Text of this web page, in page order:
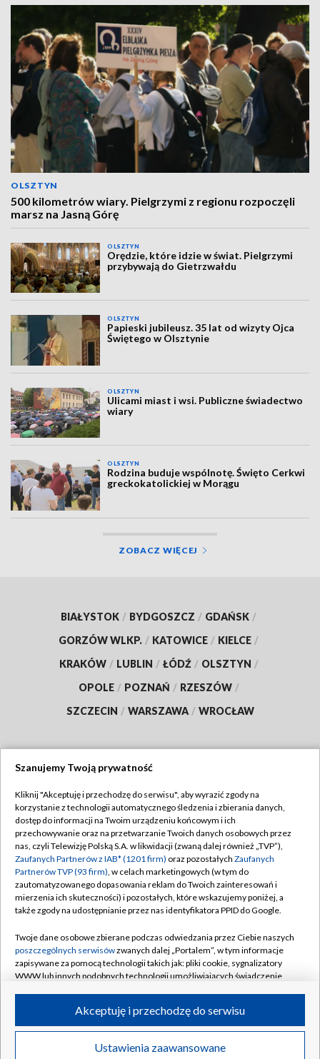
OLSZTYN
500 kilometrów wiary. Pielgrzymi z regionu rozpoczęli
marsz na Jasną Górę
OLSZTYN
Orędzie, które idzie w świat. Pielgrzymi
przybywają do Gietrzwałdu
OLSZTYN
Papieski jubileusz. 35 lat od wizyty Ojca
Świętego w Olsztynie
OLSZTYN
Ulicami miast i wsi. Publiczne świadectwo
wiary
OLSZTYN
Rodzina buduje wspólnotę. Święto Cerkwi
greckokatolickiej w Morągu
ZOBACZ WIĘCEJ
BIAŁYSTOK / BYDGOSZCZ / GDAŃSK /
GORZÓW WLKP. / KATOWICE / KIELCE /
KRAKÓW / LUBLIN / ŁÓDŹ / OLSZTYN /
OPOLE / POZNAŃ / RZESZÓW /
SZCZECIN / WARSZAWA / WROCŁAW
TVP
Abonament TVP
Emisja w TVP
Centrum informacji TVP
Naziemna Telewizja Cyfrowa
Rada Programowa
System NOS
Informacje o nadawcy
Program dla prasy
Regulamin TVP
Polityka prywatności
Moje zgody
Pomoc
Kontakt
Kanały
©2026 Telewizja Polska S.A. w likwidacji
Szanujemy Twoją prywatność
Kliknij "Akceptuję i przechodzę do serwisu", aby wyrazić zgody na
korzystanie z technologii automatycznego śledzenia i zbierania danych,
dostęp do informacji na Twoim urządzeniu końcowym i ich
przechowywanie oraz na przetwarzanie Twoich danych osobowych przez
nas, czyli Telewizję Polską S.A. w likwidacji (zwaną dalej również „TVP”),
Zaufanych Partnerów z IAB* (1201 firm) oraz pozostałych Zaufanych
Partnerów TVP (93 firm), w celach marketingowych (w tym do
zautomatyzowanego dopasowania reklam do Twoich zainteresowań i
mierzenia ich skuteczności) i pozostałych, które wskazujemy poniżej, a
także zgody na udostępnianie przez nas identyfikatora PPID do Google.
Twoje dane osobowe zbierane podczas odwiedzania przez Ciebie naszych
poszczególnych serwisówzwanych dalej „Portalem”, w tym informacje
zapisywane za pomocą technologii takich jak: pliki cookie, sygnalizatory
WWW lub innych podobnych technologii umożliwiających świadczenie
ruchu w Internecie.
Twoje dane osobowe zbierane podczas odwiedzania przez Ciebie
poszczególnych serwisówna Portalu, takie jak adresy IP, identyfikatory
Ustawienia zaawansowane
Akceptuję i przechodzę do serwisu